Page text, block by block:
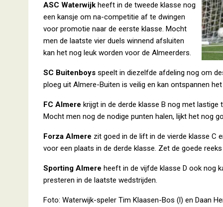
ASC Waterwijk heeft in de tweede klasse nog
een kansje om na-competitie af te dwingen
voor promotie naar de eerste klasse. Mocht
men de laatste vier duels winnend afsluiten
kan het nog leuk worden voor de Almeerders.
SC Buitenboys speelt in diezelfde afdeling nog om
ploeg uit Almere-Buiten is veilig en kan ontspannen
FC Almere krijgt in de derde klasse B nog met
Mocht men nog de nodige punten halen, lijkt het nog
Forza Almere zit goed in de lift in de vierde klasse C
voor een plaats in de derde klasse. Zet de goede
Sporting Almere heeft in de vijfde klasse D ook nog
presteren in de laatste wedstrijden.
Foto: Waterwijk-speler Tim Klaasen-Bos (l) en Daan